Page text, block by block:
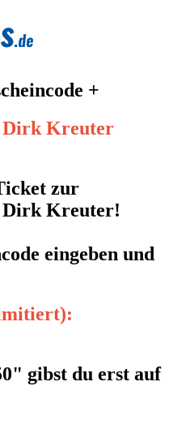
+
Dirk Kreuter
zur
Dirk Kreuter!
eingeben und
gibst du erst auf